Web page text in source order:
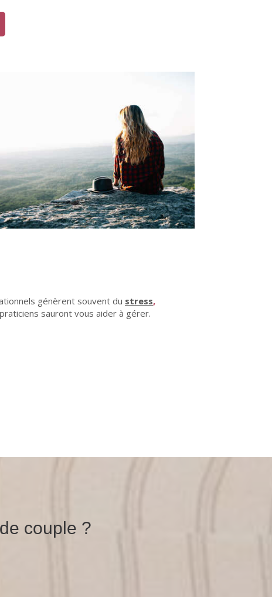
génèrent souvent du stress,
sauront vous aider à gérer.
couple ?